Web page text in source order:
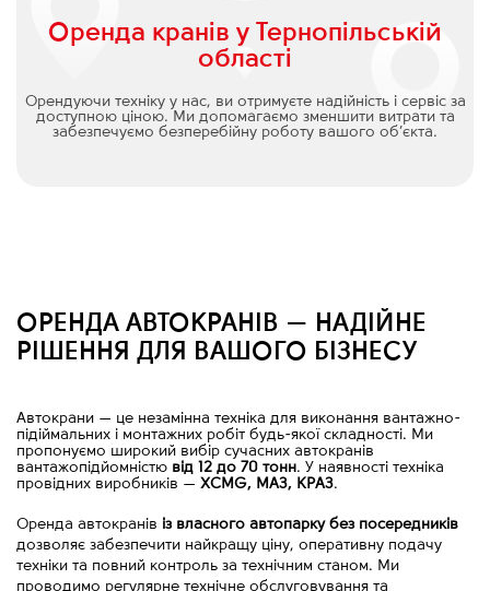
Оренда кранів у Тернопільській
області
Орендуючи техніку у нас, ви отримуєте надійність і сервіс за
доступною ціною. Ми допомагаємо зменшити витрати та
забезпечуємо безперебійну роботу вашого об’єкта.
ОРЕНДА АВТОКРАНІВ — НАДІЙНЕ
РІШЕННЯ ДЛЯ ВАШОГО БІЗНЕСУ
Автокрани — це незамінна техніка для виконання вантажно-
підіймальних і монтажних робіт будь-якої складності. Ми
пропонуємо широкий вибір сучасних автокранів
вантажопідйомністю від 12 до 70 тонн. У наявності техніка
провідних виробників — XCMG, МАЗ, КРАЗ.
Оренда автокранів із власного автопарку без посередників
дозволяє забезпечити найкращу ціну, оперативну подачу
техніки та повний контроль за технічним станом. Ми
проводимо регулярне технічне обслуговування та